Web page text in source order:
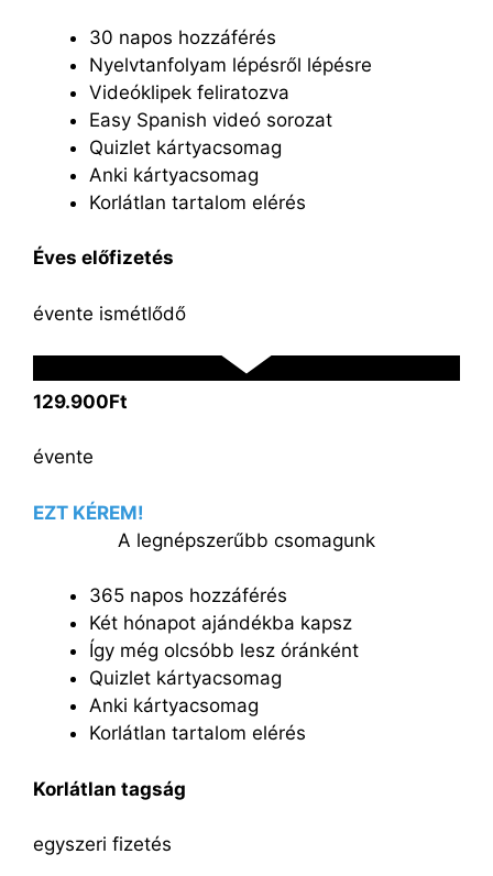
30 napos hozzáférés
Nyelvtanfolyam lépésről lépésre
Videóklipek feliratozva
Easy Spanish videó sorozat
Quizlet kártyacsomag
Anki kártyacsomag
Korlátlan tartalom elérés
Éves előfizetés
évente ismétlődő
129.900Ft
évente
EZT KÉREM!
A legnépszerűbb csomagunk
365 napos hozzáférés
Két hónapot ajándékba kapsz
Így még olcsóbb lesz óránként
Quizlet kártyacsomag
Anki kártyacsomag
Korlátlan tartalom elérés
Korlátlan tagság
egyszeri fizetés